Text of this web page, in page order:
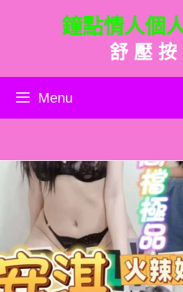
內
鐘點情人個
舒 壓 按
Menu